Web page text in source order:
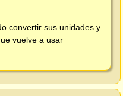
convertir sus unidades y
vuelve a usar